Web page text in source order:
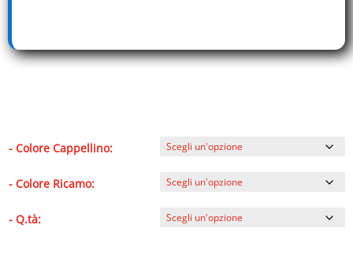
- Colore Cappellino:
- Colore Ricamo:
- Q.tà: